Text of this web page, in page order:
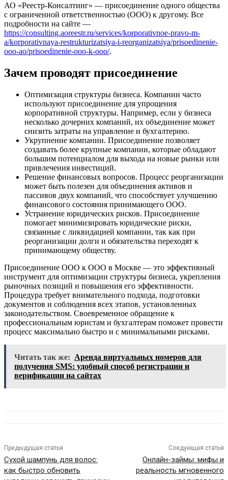
АО «Реестр-Консалтинг» — присоединение одного общества
с ограниченной ответственностью (ООО) к другому. Все
подробности на сайте —
https://consulting.aoreestr.ru/services/korporativnoe-pravo-m-
a/korporativnaya-restrukturizatsiya-i-reorganizatsiya/prisoedinenie-
ooo-ao/prisoedinenie-ooo-k-ooo/.
Зачем проводят присоединение
Оптимизация структуры бизнеса. Компании часто
используют присоединение для упрощения
корпоративной структуры. Например, если у бизнеса
несколько дочерних компаний, их объединение может
снизить затраты на управление и бухгалтерию.
Укрупнение компании. Присоединение позволяет
создавать более крупные компании, которые обладают
большим потенциалом для выхода на новые рынки или
привлечения инвестиций.
Решение финансовых вопросов. Процесс реорганизации
может быть полезен для объединения активов и
пассивов двух компаний, что способствует улучшению
финансового состояния принимающего ООО.
Устранение юридических рисков. Присоединение
помогает минимизировать юридические риски,
связанные с ликвидацией компании, так как при
реорганизации долги и обязательства переходят к
принимающему обществу.
Присоединение ООО к ООО в Москве — это эффективный
инструмент для оптимизации структуры бизнеса, укрепления
рыночных позиций и повышения его эффективности.
Процедура требует внимательного подхода, подготовки
документов и соблюдения всех этапов, установленных
законодательством. Своевременное обращение к
профессиональным юристам и бухгалтерам поможет провести
процесс максимально быстро и с минимальными рисками.
Читать так же: Аренда виртуальных номеров для
получения SMS: удобный способ регистрации и
верификации на сайтах
Предыдущая статья
Сухой шампунь для волос:
как быстро обновить
Следующая статья
Онлайн-займы: мифы и
реальность мгновенного